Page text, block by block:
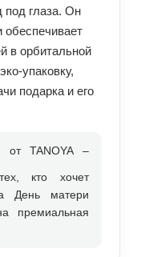
под глаза. Он
обеспечивает
в орбитальной
упаковку,
подарка и его
от TANOYA –
кто хочет
День матери
премиальная